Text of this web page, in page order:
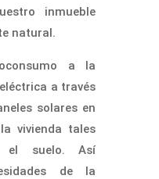
inmueble
natural.
a la
a través
solares en
vivienda tales
suelo. Así
de la